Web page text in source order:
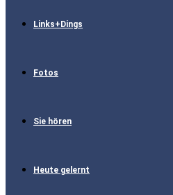
Links+Dings
Fotos
Sie hören
Heute gelernt